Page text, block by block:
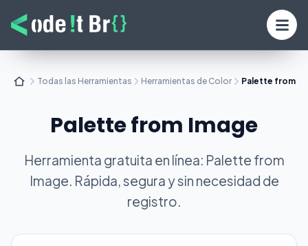
Todas las Herramientas Herramientas de Color Palette from
Palette from Image
Herramienta gratuita en línea: Palette from
Image. Rápida, segura y sin necesidad de
registro.